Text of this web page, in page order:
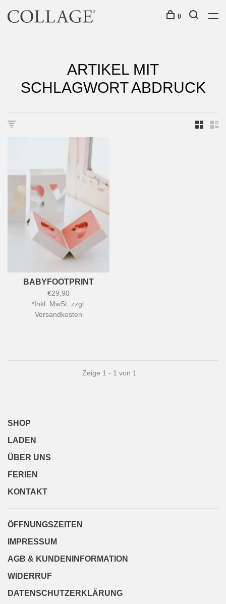
0
ARTIKEL MIT
SCHLAGWORT ABDRUCK
BABYFOOTPRINT
€29,90
*Inkl. MwSt. zzgl.
Versandkosten
Zeige 1 - 1 von 1
SHOP
LADEN
ÜBER UNS
FERIEN
KONTAKT
ÖFFNUNGSZEITEN
IMPRESSUM
AGB & KUNDENINFORMATION
WIDERRUF
DATENSCHUTZERKLÄRUNG